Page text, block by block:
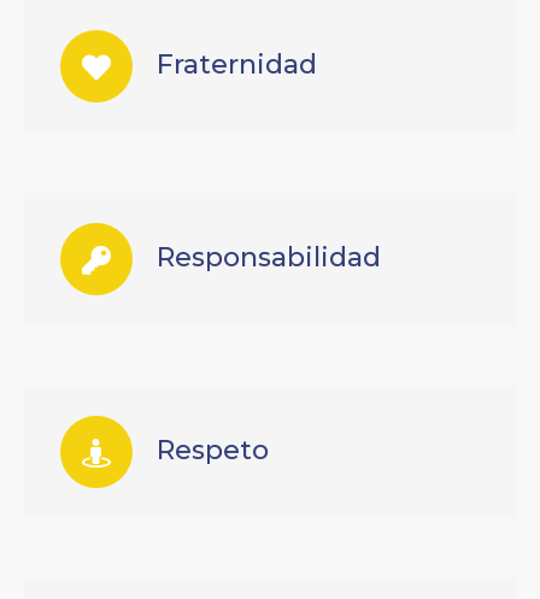
Fraternidad
Responsabilidad
Respeto